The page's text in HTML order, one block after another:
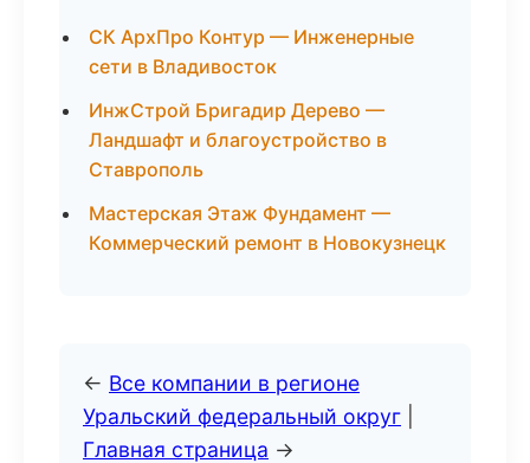
СК АрхПро Контур — Инженерные
сети в Владивосток
ИнжСтрой Бригадир Дерево —
Ландшафт и благоустройство в
Ставрополь
Мастерская Этаж Фундамент —
Коммерческий ремонт в Новокузнецк
← Все компании в регионе
Уральский федеральный округ
Главная страница →